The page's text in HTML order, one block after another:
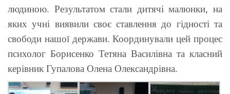
людиною. Результатом стали дитячі малюнки, на
яких учні виявили своє ставлення до гідності та
свободи нашої держави. Координували цей процес
психолог Борисенко Тетяна Василівна та класний
керівник Гупалова Олена Олександрівна.